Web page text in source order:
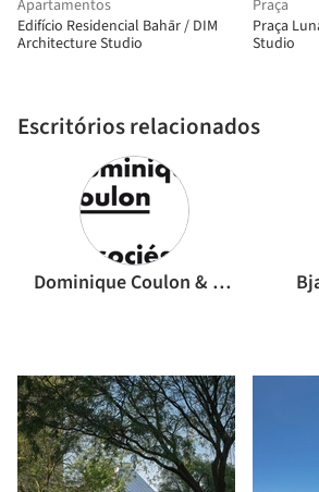
Apartamentos
Edifício Residencial Bahār / DIM
Architecture Studio
Escritórios relacionados
Dominique Coulon & associés
Praça
Praça
Studio